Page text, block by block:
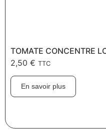
TOMATE CONCENTRE
2,50 € TTC
En savoir plus